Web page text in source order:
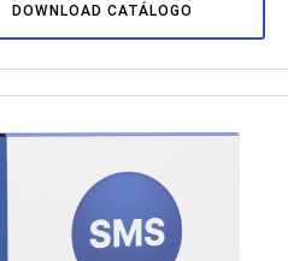
DOWNLOAD CATÁLOGO